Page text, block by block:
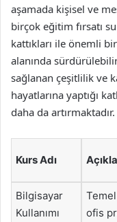
aşamada kişisel ve
birçok eğitim fırsatı
kattıkları ile önemli
alanında
sağlanan çeşitlilik ve
hayatlarına yaptığı
daha da artırmaktadır.
Kurs Adı
Bilgisayar
Kullanımı
ofis